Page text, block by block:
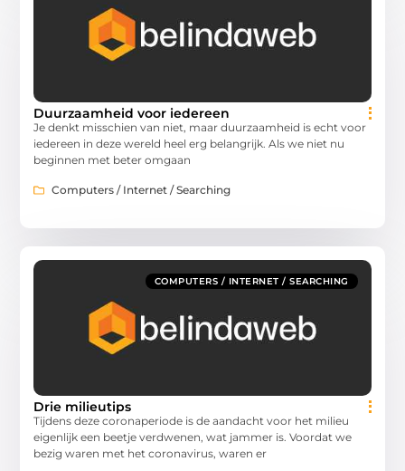
Duurzaamheid voor iedereen
Je denkt misschien van niet, maar duurzaamheid is echt voor
iedereen in deze wereld heel erg belangrijk. Als we niet nu
beginnen met beter omgaan
Computers / Internet / Searching
COMPUTERS / INTERNET / SEARCHING
Drie milieutips
Tijdens deze coronaperiode is de aandacht voor het milieu
eigenlijk een beetje verdwenen, wat jammer is. Voordat we
bezig waren met het coronavirus, waren er